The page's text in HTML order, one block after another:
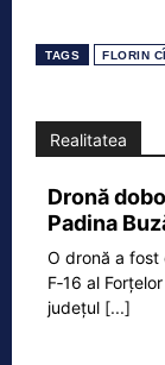
TAGS FLORIN
Realitatea
Dronă
Padina
O dronă a fost
F‑16 al
județul [...]